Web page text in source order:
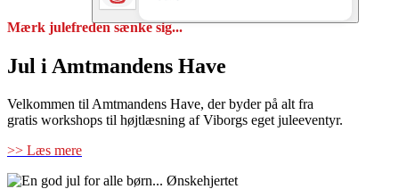
Mærk julefreden sænke sig...
Jul i Amtmandens Have
Velkommen til Amtmandens Have, der byder på alt fra
gratis workshops til højtlæsning af Viborgs eget juleeventyr.
>> Læs mere